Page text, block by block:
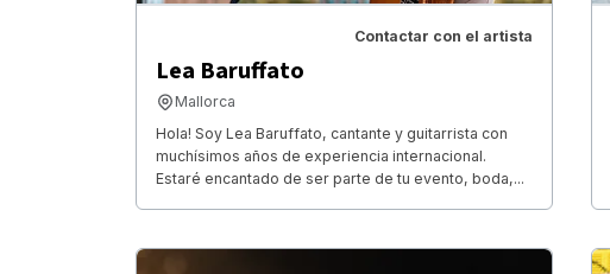
Contactar con el artista
Lea Baruffato
Mallorca
Hola! Soy Lea Baruffato, cantante y guitarrista con
muchísimos años de experiencia internacional.
Estaré encantado de ser parte de tu evento, boda,...